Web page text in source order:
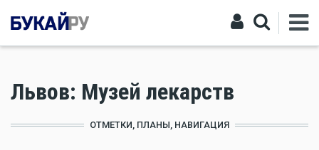
Львов: Музей лекарств
ОТМЕТКИ, ПЛАНЫ, НАВИГАЦИЯ